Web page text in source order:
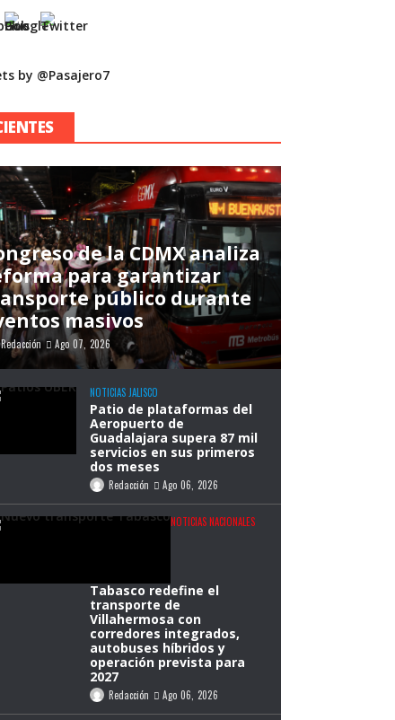
by @Pasajero7
de la CDMX analiza
para garantizar
público durante
masivos
Redacción Ago 07, 2026
NOTICIAS JALISCO
Patio de plataformas del
Aeropuerto de
Guadalajara supera 87 mil
servicios en sus primeros
dos meses
Redacción Ago 06, 2026
NOTICIAS NACIONALES
Tabasco redefine el
transporte de
Villahermosa con
corredores integrados,
autobuses híbridos y
operación prevista para
2027
Redacción Ago 06, 2026